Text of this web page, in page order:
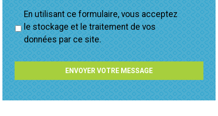
Privacy *
En utilisant ce formulaire, vous acceptez
le stockage et le traitement de vos
données par ce site.